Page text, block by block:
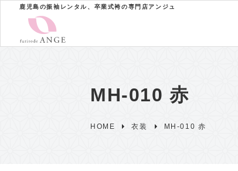
鹿児島の振袖レンタル、卒業式袴の専門店アンジュ
MH-010 赤
HOME 衣装 MH-010 赤